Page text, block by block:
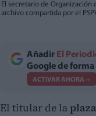
El secretario de Organización
archivo compartida por el
Añadir El
Google de
ACTIVAR AHORA
El titular de la